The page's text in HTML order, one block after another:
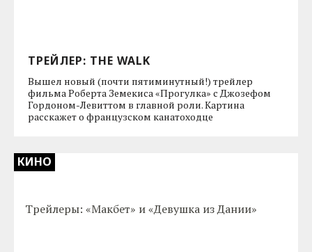
ТРЕЙЛЕР: THE WALK
Вышел новый (почти пятиминутный!) трейлер
фильма Роберта Земекиса «Прогулка» с Джозефом
Гордоном-Левиттом в главной роли. Картина
расскажет о французском канатоходце
КИНО